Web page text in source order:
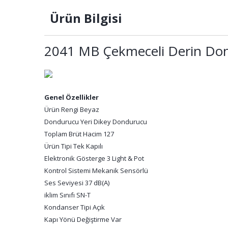
Ürün Bilgisi
2041 MB Çekmeceli Derin
Genel Özellikler
Ürün Rengi Beyaz
Dondurucu Yeri Dikey Dondurucu
Toplam Brüt Hacim 127
Ürün Tipi Tek Kapılı
Elektronik Gösterge 3 Light & Pot
Kontrol Sistemi Mekanik Sensörlü
Ses Seviyesi 37 dB(A)
iklim Sınıfı SN-T
Kondanser Tipi Açık
Kapı Yönü Değiştirme Var